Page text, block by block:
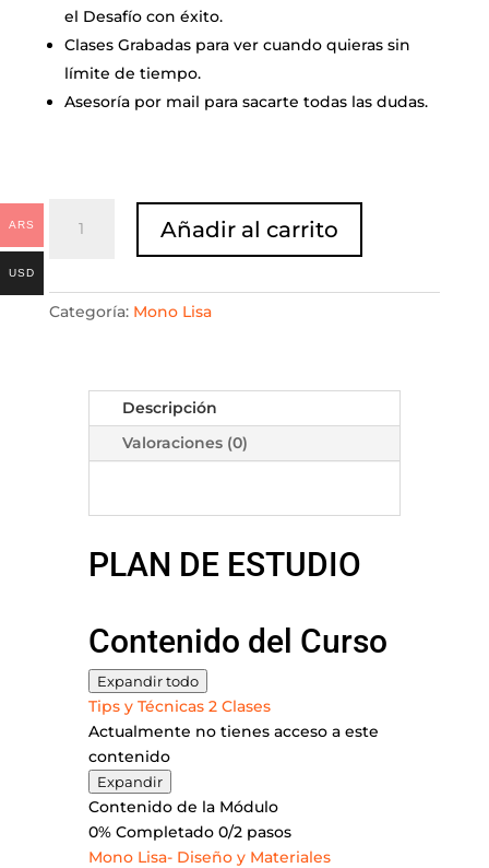
el Desafío con éxito.
Clases Grabadas para ver cuando quieras sin
límite de tiempo.
Asesoría por mail para sacarte todas las dudas.
Mono
Añadir al carrito
Categoría: Mono Lisa
Descripción
Valoraciones (0)
PLAN DE ESTUDIO
Contenido del Curso
Expandir todoMódulos
Tips y Técnicas 2 Clases
Actualmente no tienes acceso a este
contenido
ExpandirTips
y
Técnicas
Contenido de la Módulo
0% Completado 0/2 pasos
Mono Lisa- Diseño y Materiales
ARS
USD